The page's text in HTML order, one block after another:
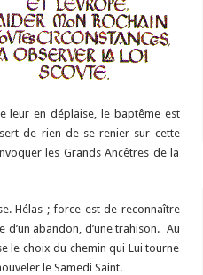
leur en déplaise, le baptême est
de rien de se renier sur cette
les Grands Ancêtres de la
Hélas ; force est de reconnaître
abandon, d’une trahison. Au
le choix du chemin qui Lui tourne
le Samedi Saint.